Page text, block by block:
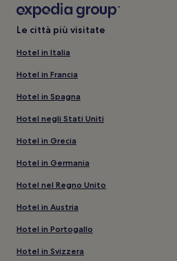
Le città più visitate
Hotel in Italia
Hotel in Francia
Hotel in Spagna
Hotel negli Stati Uniti
Hotel in Grecia
Hotel in Germania
Hotel nel Regno Unito
Hotel in Austria
Hotel in Portogallo
Hotel in Svizzera